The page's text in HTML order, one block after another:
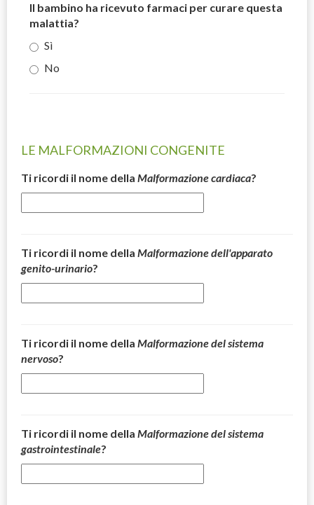
Il bambino ha ricevuto farmaci per curare questa
malattia?
Sì
No
LE MALFORMAZIONI CONGENITE
Ti ricordi il nome della Malformazione cardiaca?
Ti ricordi il nome della Malformazione dell'apparato
genito-urinario?
Ti ricordi il nome della Malformazione del sistema
nervoso?
Ti ricordi il nome della Malformazione del sistema
gastrointestinale?